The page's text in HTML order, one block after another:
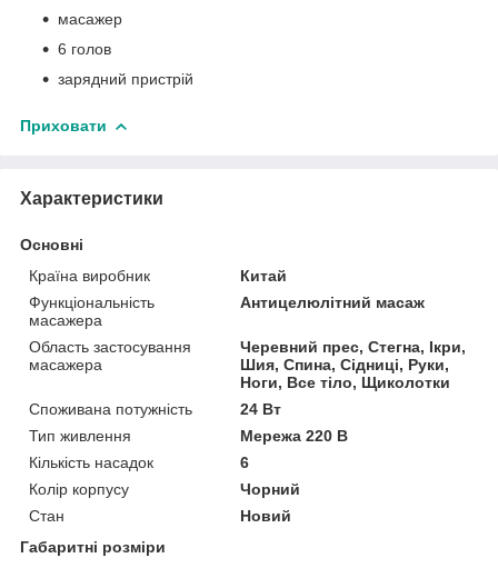
масажер
6 голов
зарядний пристрій
Приховати
Характеристики
Основні
Країна виробник
Китай
Функціональність
масажера
Антицелюлітний масаж
Область застосування
масажера
Черевний прес, Стегна, Ікри,
Шия, Спина, Сідниці, Руки,
Ноги, Все тіло, Щиколотки
Споживана потужність
24 Вт
Тип живлення
Мережа 220 В
Кількість насадок
6
Колір корпусу
Чорний
Стан
Новий
Габаритні розміри